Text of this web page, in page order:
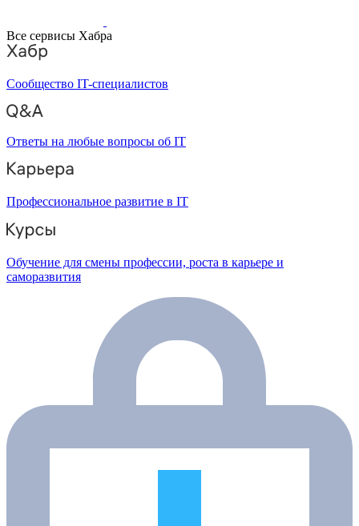
Все сервисы Хабра
Сообщество IT-специалистов
Ответы на любые вопросы об IT
Профессиональное развитие в IT
Обучение для смены профессии, роста в карьере и
саморазвития